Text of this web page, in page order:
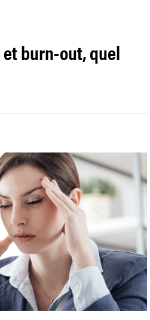
burn-out, quel